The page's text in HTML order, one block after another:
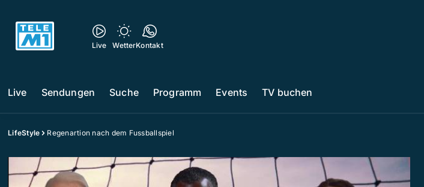
Live WetterKontakt
Live Sendungen Suche Programm Events TV buchen
LifeStyle Regenartion nach dem Fussballspiel